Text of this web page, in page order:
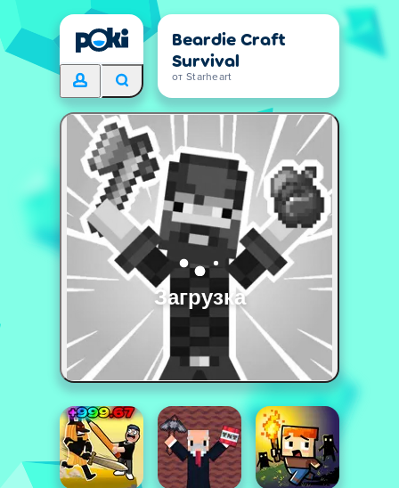
Beardie Craft
Survival
от Starheart
Загрузка